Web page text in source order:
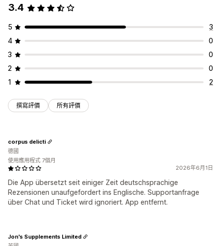
社群媒體使用者產生內容
3.4
5
3
4
0
3
0
2
0
1
2
撰寫評價 所有評價
2026年6月1日
Die App übersetzt seit einiger Zeit deutschsprachige
Rezensionen unaufgefordert ins Englische. Supportanfrage
über Chat und Ticket wird ignoriert. App entfernt.
corpus delicti
德國
使用應用程式 7個月
Jon's Supplements Limited